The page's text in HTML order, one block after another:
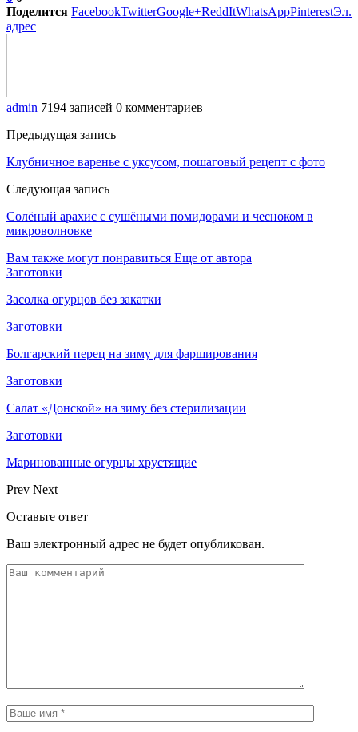
Поделится FacebookTwitterGoogle+ReddItWhatsAppPinterestЭл.
адрес
admin 7194 записей 0 комментариев
Предыдущая запись
Клубничное варенье с уксусом, пошаговый рецепт с фото
Следующая запись
Солёный арахис с сушёными помидорами и чесноком в
микроволновке
Вам также могут понравиться Еще от автора
Заготовки
Засолка огурцов без закатки
Заготовки
Болгарский перец на зиму для фарширования
Заготовки
Салат «Донской» на зиму без стерилизации
Заготовки
Маринованные огурцы хрустящие
Prev Next
Оставьте ответ
Ваш электронный адрес не будет опубликован.